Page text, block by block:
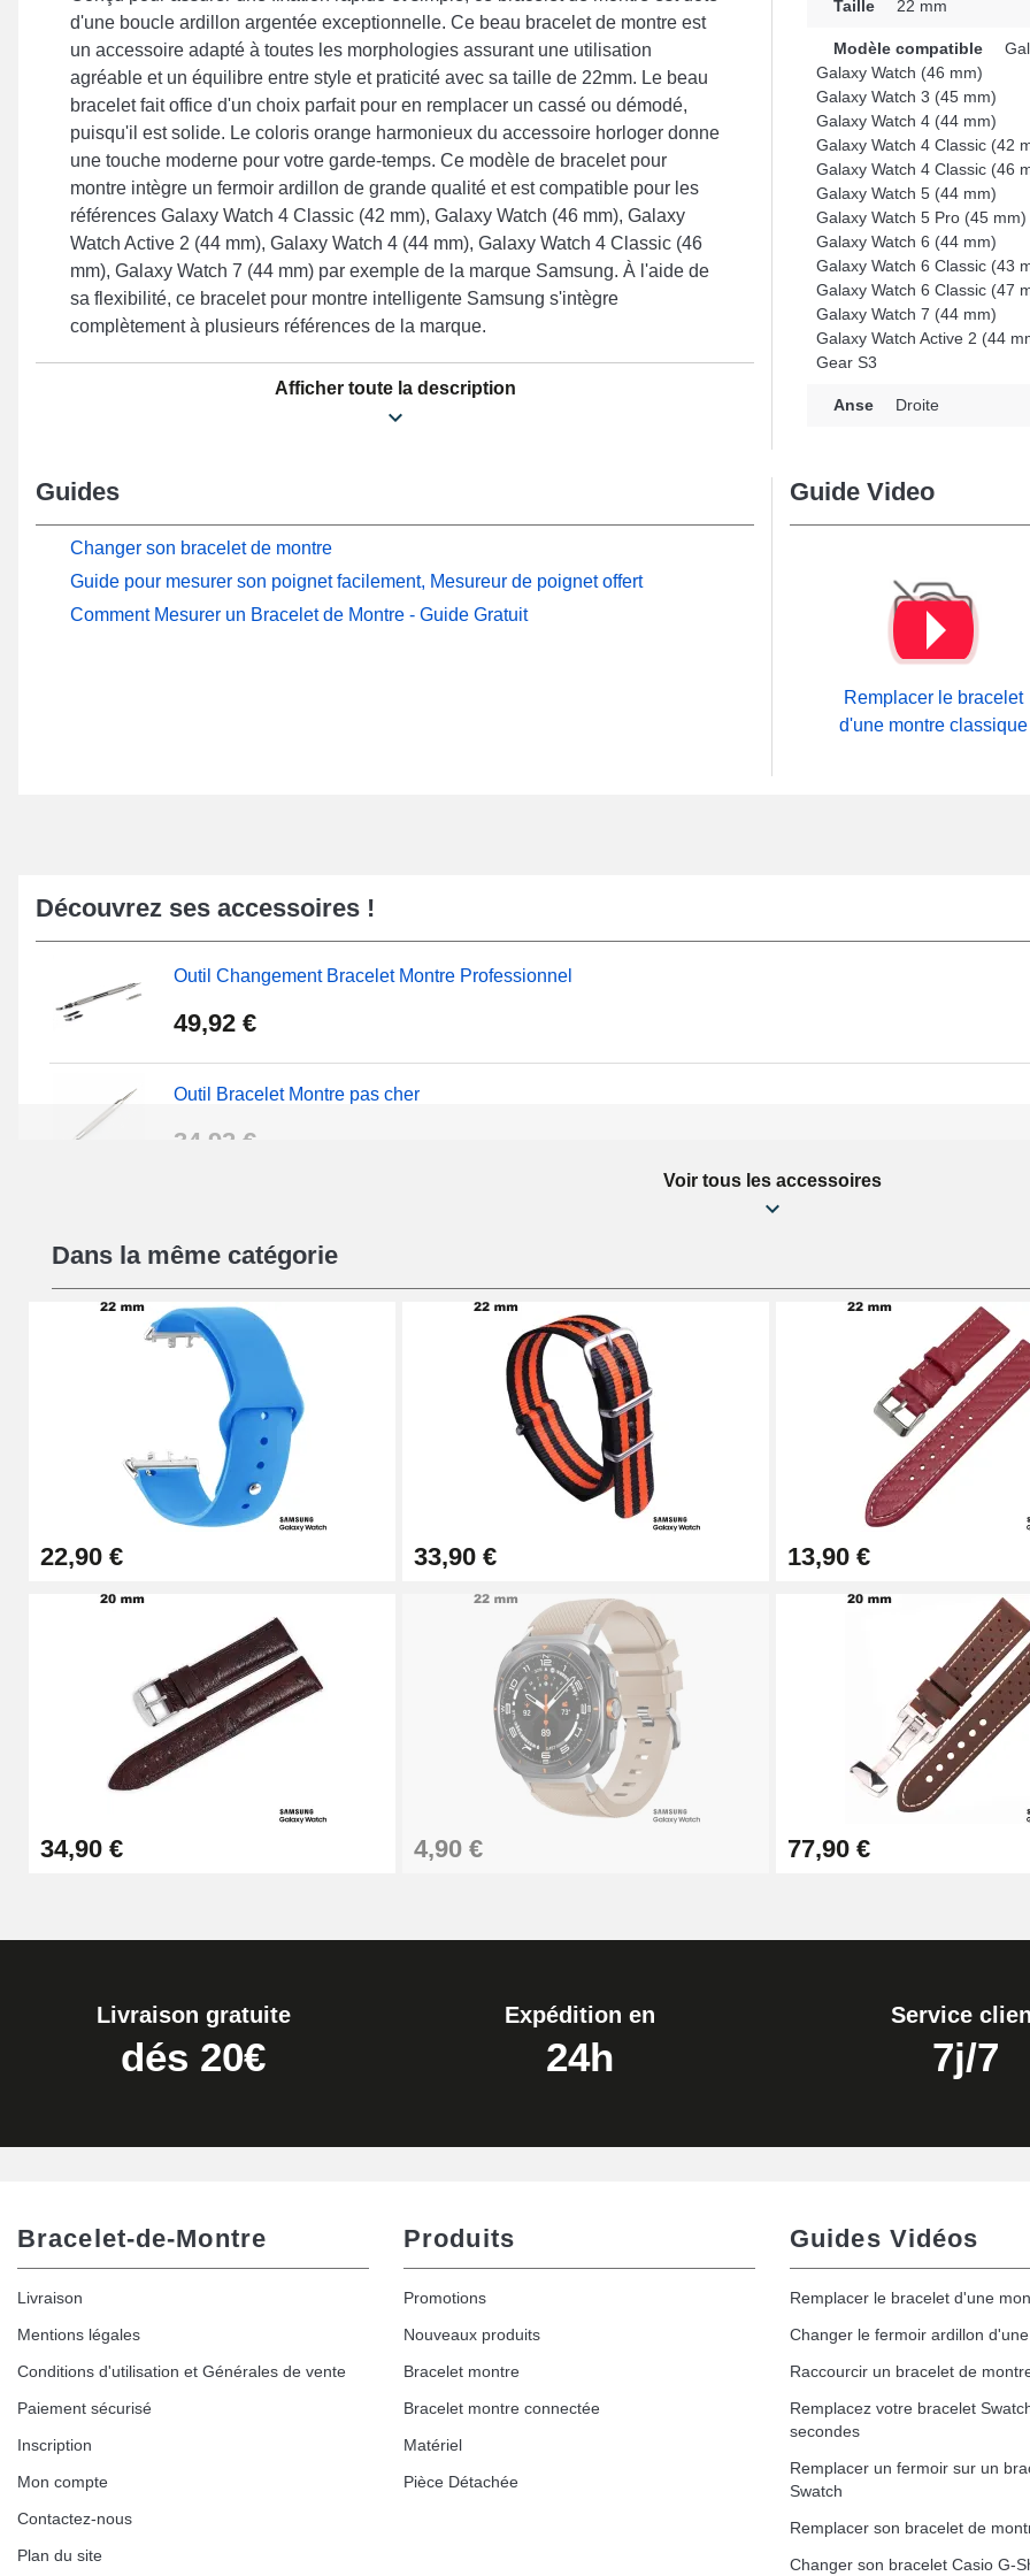
d'une boucle ardillon argentée exceptionnelle. Ce beau bracelet de montre est
un accessoire adapté à toutes les morphologies assurant une utilisation
agréable et un équilibre entre style et praticité avec sa taille de 22mm. Le beau
bracelet fait office d'un choix parfait pour en remplacer un cassé ou démodé,
puisqu'il est solide. Le coloris orange harmonieux du accessoire horloger donne
une touche moderne pour votre garde-temps. Ce modèle de bracelet pour
montre intègre un fermoir ardillon de grande qualité et est compatible pour les
références Galaxy Watch 4 Classic (42 mm), Galaxy Watch (46 mm), Galaxy
Watch Active 2 (44 mm), Galaxy Watch 4 (44 mm), Galaxy Watch 4 Classic (46
mm), Galaxy Watch 7 (44 mm) par exemple de la marque Samsung. À l'aide de
sa flexibilité, ce bracelet pour montre intelligente Samsung s'intègre
complètement à plusieurs références de la marque.
Afficher toute la description
Taille 22 mm
Modèle compatible
Galaxy Watch (46 mm)
Galaxy Watch 3 (45 mm)
Galaxy Watch 4 (44 mm)
Galaxy Watch 4 Classic (42
Galaxy Watch 4 Classic (46
Galaxy Watch 5 (44 mm)
Galaxy Watch 5 Pro (45 mm)
Galaxy Watch 6 (44 mm)
Galaxy Watch 6 Classic (43
Galaxy Watch 6 Classic (47
Galaxy Watch 7 (44 mm)
Galaxy Watch Active 2 (44
Gear S3
Anse Droite
Guides
Changer son bracelet de montre
Guide pour mesurer son poignet facilement, Mesureur de poignet offert
Comment Mesurer un Bracelet de Montre - Guide Gratuit
Guide Video
Remplacer le bracelet
d'une montre classique
Découvrez ses accessoires !
Outil Changement Bracelet Montre Professionnel
49,92 €
Outil Bracelet Montre pas cher
34,92 €
16,90 €
Pied à Coulisse Numérique
9,90 €
Kit Horlogerie Débutant
26,90 €
Boîte Pompe Bracelet Montre - Diamètre 1,50 mm - 8 à 25 mm
Boîte Pompe pour Bracelet Montre - Diamètre 1,80 mm - 8 à 25 mm
19,90 €
Extracteur de Bracelet de Montre Facile
Voir tous les accessoires
Dans la même catégorie
22,90 € 33,90 € 13,90 €
34,90 € 4,90 € 77,90 €
Livraison gratuite
dés 20€
Expédition en
24h
Service
7j/7
Bracelet-de-Montre
Livraison
Mentions légales
Conditions d'utilisation et Générales de vente
Paiement sécurisé
Inscription
Mon compte
Contactez-nous
Plan du site
Produits
Promotions
Nouveaux produits
Bracelet montre
Bracelet montre connectée
Matériel
Pièce Détachée
Guides Vidéos
Remplacer le bracelet d'une
Changer le fermoir ardillon
Raccourcir un bracelet de
Remplacez votre bracelet
secondes
Remplacer un fermoir sur un
Swatch
Remplacer son bracelet de
Changer son bracelet Casio G-